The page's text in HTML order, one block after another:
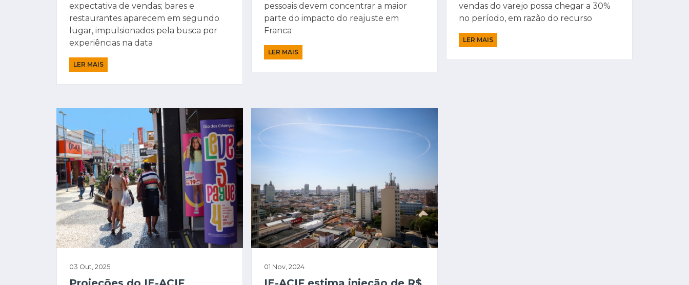
expectativa de vendas; bares e
restaurantes aparecem em segundo
lugar, impulsionados pela busca por
experiências na data
LER MAIS
pessoais devem concentrar a maior
parte do impacto do reajuste em
Franca
LER MAIS
vendas do varejo possa chegar a 30%
no período, em razão do recurso
LER MAIS
03 Out, 2025 01 Nov, 2024